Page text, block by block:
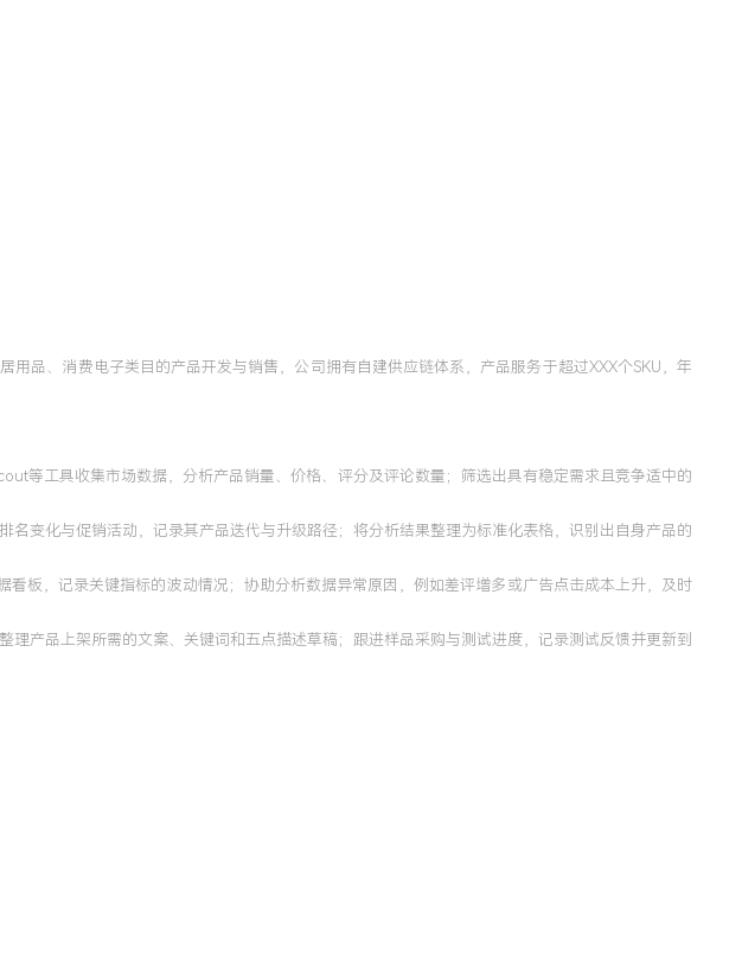
品、消费电子类目的产品开发与销售，公司拥有自建供应链体系，产品服务于超过XXX个SKU，年
等工具收集市场数据，分析产品销量、价格、评分及评论数量；筛选出具有稳定需求且竞争适中的
变化与促销活动，记录其产品迭代与升级路径；将分析结果整理为标准化表格，识别出自身产品的
板，记录关键指标的波动情况；协助分析数据异常原因，例如差评增多或广告点击成本上升，及时
产品上架所需的文案、关键词和五点描述草稿；跟进样品采购与测试进度，记录测试反馈并更新到